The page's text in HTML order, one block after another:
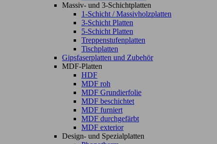
Massiv- und 3-Schichtplatten
1-Schicht / Massivholzplatten
3-Schicht Platten
5-Schicht Platten
Treppenstufenplatten
Tischplatten
Gipsfaserplatten und Zubehör
MDF-Platten
HDF
MDF roh
MDF Grundierfolie
MDF beschichtet
MDF furniert
MDF durchgefärbt
MDF exterior
Design- und Spezialplatten